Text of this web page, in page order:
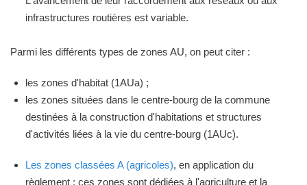
infrastructures routières est variable.
Parmi les différents types de zones AU, on peut citer :
les zones d'habitat (1AUa) ;
les zones situées dans le centre-bourg de la commune
destinées à la construction d'habitations et structures
d'activités liées à la vie du centre-bourg (1AUc).
Les zones classées A (agricoles), en application du
règlement : ces zones sont dédiées à l'agriculture et la